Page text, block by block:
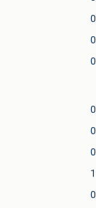
0
0
0
0
0
0
1
0